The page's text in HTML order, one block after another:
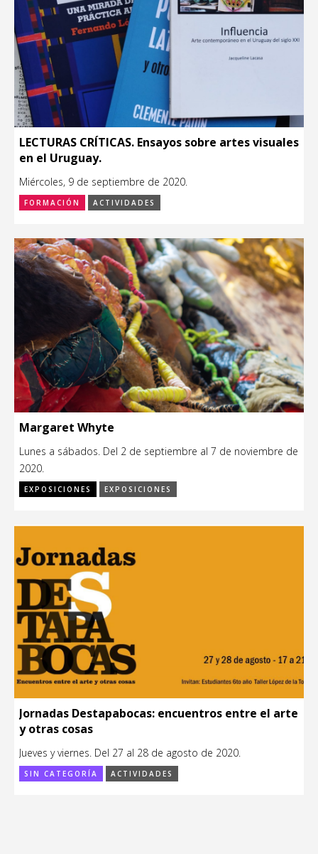
LECTURAS CRÍTICAS. Ensayos sobre artes visuales
en el Uruguay.
Miércoles, 9 de septiembre de 2020.
FORMACIÓN ACTIVIDADES
Margaret Whyte
Lunes a sábados. Del 2 de septiembre al 7 de noviembre de
2020.
EXPOSICIONES EXPOSICIONES
Jornadas Destapabocas: encuentros entre el arte
y otras cosas
Jueves y viernes. Del 27 al 28 de agosto de 2020.
SIN CATEGORÍA ACTIVIDADES